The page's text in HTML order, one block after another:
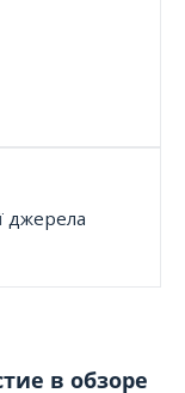
джерела
в обзоре